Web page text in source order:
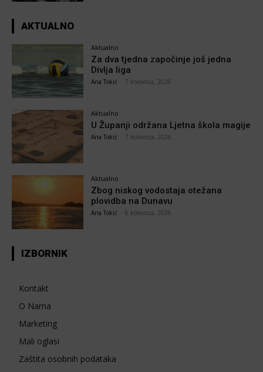
AKTUALNO
Aktualno
Za dva tjedna započinje još jedna
Divlja liga
Ana Tokić 7 kolovoza, 2026
Aktualno
U Županji održana Ljetna škola magije
Ana Tokić 7 kolovoza, 2026
Aktualno
Zbog niskog vodostaja otežana
plovidba na Dunavu
Ana Tokić 6 kolovoza, 2026
IZBORNIK
Kontakt
O Nama
Marketing
Mali oglasi
Zaštita osobnih podataka